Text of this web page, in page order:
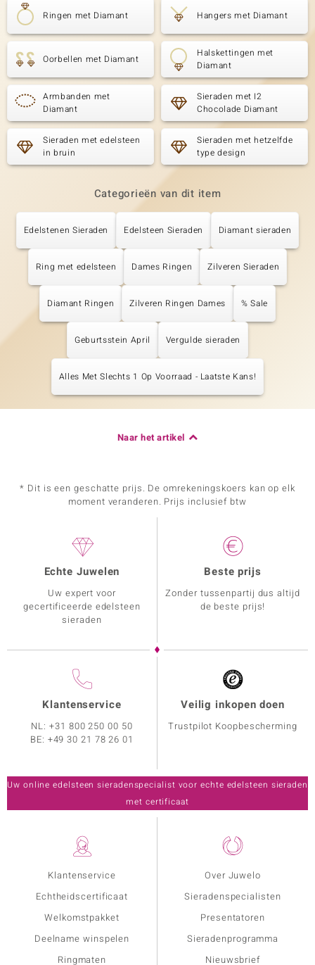
Ringen met Diamant Hangers met Diamant
Oorbellen met Diamant
Halskettingen met
Diamant
Armbanden met
Diamant
Sieraden met I2
Chocolade Diamant
Sieraden met edelsteen
in bruin
Sieraden met hetzelfde
type design
Categorieën van dit item
Edelstenen Sieraden Edelsteen Sieraden Diamant sieraden
Ring met edelsteen Dames Ringen Zilveren Sieraden
Diamant Ringen Zilveren Ringen Dames % Sale
Geburtsstein April Vergulde sieraden
Alles Met Slechts 1 Op Voorraad - Laatste Kans!
Naar het artikel
* Dit is een geschatte prijs. De omrekeningskoers kan op elk
moment veranderen. Prijs inclusief btw
Klantenservice
Echtheidscertificaat
Welkomstpakket
Deelname winspelen
Ringmaten
Over Juwelo
Sieradenspecialisten
Presentatoren
Sieradenprogramma
Nieuwsbrief
Echte Juwelen
Uw expert voor
gecertificeerde edelsteen
sieraden
Beste prijs
Zonder tussenpartij dus altijd
de beste prijs!
Klantenservice
NL:+31 800 250 00 50
BE: +49 30 21 78 26 01
Veilig inkopen doen
Trustpilot Koopbescherming
Uw online edelsteen sieradenspecialist voor echte edelsteen sieraden
met certificaat